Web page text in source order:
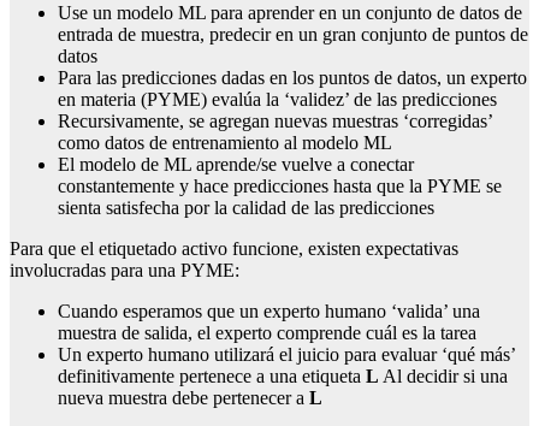
Use un modelo ML para aprender en un conjunto de datos de
entrada de muestra, predecir en un gran conjunto de puntos de
datos
Para las predicciones dadas en los puntos de datos, un experto
en materia (PYME) evalúa la ‘validez’ de las predicciones
Recursivamente, se agregan nuevas muestras ‘corregidas’
como datos de entrenamiento al modelo ML
El modelo de ML aprende/se vuelve a conectar
constantemente y hace predicciones hasta que la PYME se
sienta satisfecha por la calidad de las predicciones
Para que el etiquetado activo funcione, existen expectativas
involucradas para una PYME:
Cuando esperamos que un experto humano ‘valida’ una
muestra de salida, el experto comprende cuál es la tarea
Un experto humano utilizará el juicio para evaluar ‘qué más’
definitivamente pertenece a una etiqueta L Al decidir si una
nueva muestra debe pertenecer a L